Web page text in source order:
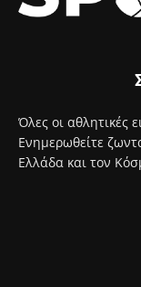
Όλες οι αθλητικές
Ενημερωθείτε
Ελλάδα και τον